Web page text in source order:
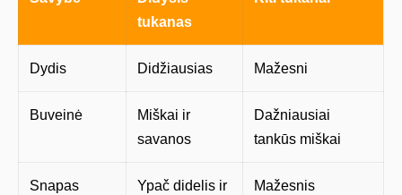
tukanas
Dydis Didžiausias Mažesni
Buveinė
Miškai ir
savanos
Dažniausiai
tankūs miškai
Snapas
Ypač didelis ir
Mažesnis